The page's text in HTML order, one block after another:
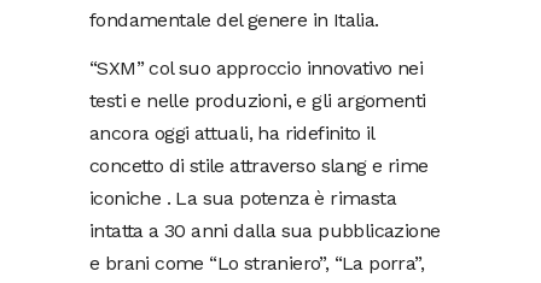
fondamentale del genere in Italia.
“SXM” col suo approccio innovativo nei
testi e nelle produzioni, e gli argomenti
ancora oggi attuali, ha ridefinito il
concetto di stile attraverso slang e rime
iconiche . La sua potenza è rimasta
intatta a 30 anni dalla sua pubblicazione
e brani come “Lo straniero”, “La porra”,